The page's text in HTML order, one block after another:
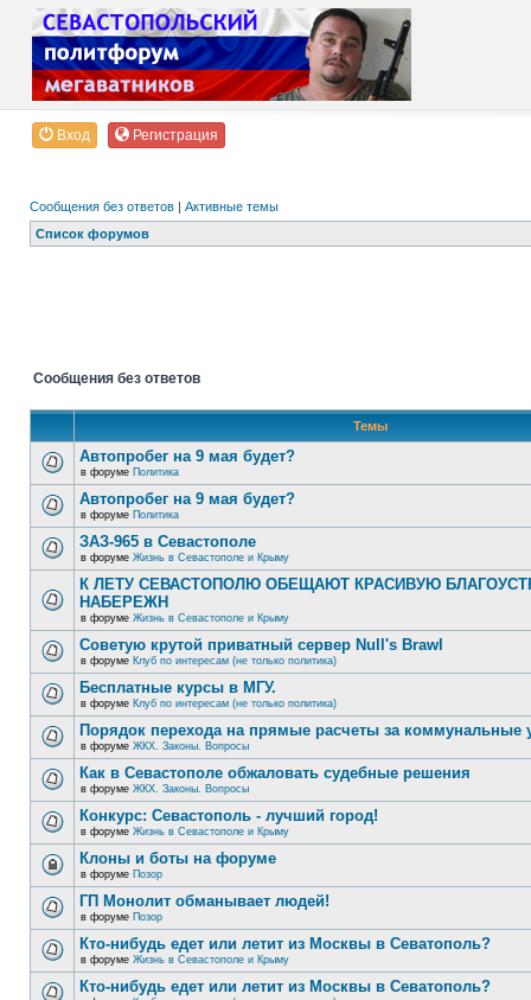
Вход Регистрация
Сообщения без ответов | Активные темы
Список форумов
Сообщения без ответов
Темы
Автопробег на 9 мая будет?
в форуме Политика
Автопробег на 9 мая будет?
в форуме Политика
ЗАЗ-965 в Севастополе
в форуме Жизнь в Севастополе и Крыму
К ЛЕТУ СЕВАСТОПОЛЮ ОБЕЩАЮТ КРАСИВУЮ
НАБЕРЕЖН
в форуме Жизнь в Севастополе и Крыму
Советую крутой приватный сервер Null's Brawl
в форуме Клуб по интересам (не только политика)
Бесплатные курсы в МГУ.
в форуме Клуб по интересам (не только политика)
Порядок перехода на прямые расчеты за коммунальные
в форуме ЖКХ. Законы. Вопросы
Как в Севастополе обжаловать судебные решения
в форуме ЖКХ. Законы. Вопросы
Конкурс: Севастополь - лучший город!
в форуме Жизнь в Севастополе и Крыму
Клоны и боты на форуме
в форуме Позор
ГП Монолит обманывает людей!
в форуме Позор
Кто-нибудь едет или летит из Москвы в Севатополь?
в форуме Жизнь в Севастополе и Крыму
Кто-нибудь едет или летит из Москвы в Севатополь?